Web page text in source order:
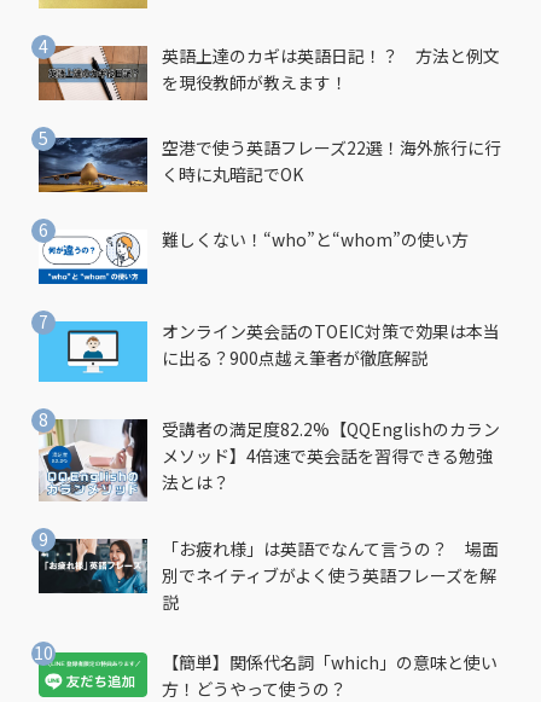
英語上達のカギは英語日記！？ 方法と例文
を現役教師が教えます！
空港で使う英語フレーズ22選！海外旅行に行
く時に丸暗記でOK
難しくない！“who”と“whom”の使い方
オンライン英会話のTOEIC対策で効果は本当
に出る？900点越え筆者が徹底解説
受講者の満足度82.2%【QQEnglishのカラン
メソッド】4倍速で英会話を習得できる勉強
法とは？
「お疲れ様」は英語でなんて言うの？ 場面
別でネイティブがよく使う英語フレーズを解
説
【簡単】関係代名詞「which」の意味と使い
方！どうやって使うの？